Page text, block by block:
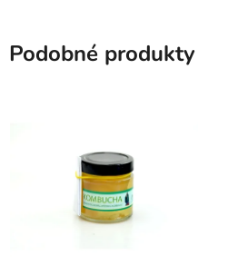
Podobné produkty